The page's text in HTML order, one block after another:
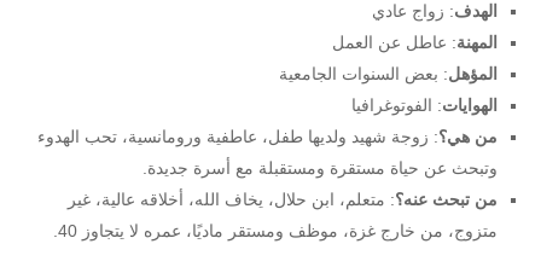
الهدف: زواج عادي
المهنة: عاطل عن العمل
المؤهل: بعض السنوات الجامعية
الهوايات: الفوتوغرافيا
من هي؟: زوجة شهيد ولديها طفل، عاطفية ورومانسية، تحب الهدوء
وتبحث عن حياة مستقرة ومستقبلة مع أسرة جديدة.
من تبحث عنه؟: متعلم، ابن حلال، يخاف الله، أخلاقه عالية، غير
متزوج، من خارج غزة، موظف ومستقر ماديًا، عمره لا يتجاوز 40.